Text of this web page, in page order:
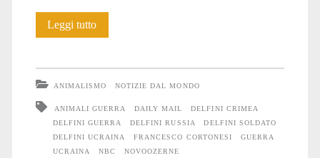
Leggi tuttoAnche
la
guerra
ANIMALISMO NOTIZIE DAL MONDO
ANIMALI GUERRA DAILY MAIL
DELFINI CRIMEA
DELFINI GUERRA
DELFINI RUSSIA
DELFINI SOLDATO
DELFINI UCRAINA
FRANCESCO CORTONESI
GUERRA
UCRAINA
NBC NOVOOZERNE